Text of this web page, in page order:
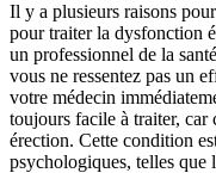
Il y a plusieurs raisons
pour traiter la dysfonction
un professionnel de la
vous ne ressentez pas un
votre médecin
toujours facile à traiter, car
érection. Cette condition
psychologiques, telles que